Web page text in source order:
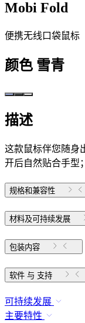
Mobi Fold
便携无线口袋鼠标
颜色 雪青
描述
这款鼠标伴您随身
开后自然贴合手型
规格和兼容性
材料及可持续发展
包装内容
软件 与 支持
可持续发展
主要特性